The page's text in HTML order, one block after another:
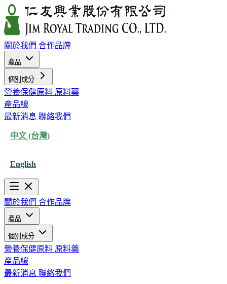
關於我們 合作品牌
產品
個別成分
營養保健原料 原料藥
產品線
最新消息 聯絡我們
中文 (台灣)
English
關於我們 合作品牌
產品
個別成分
營養保健原料 原料藥
產品線
最新消息 聯絡我們